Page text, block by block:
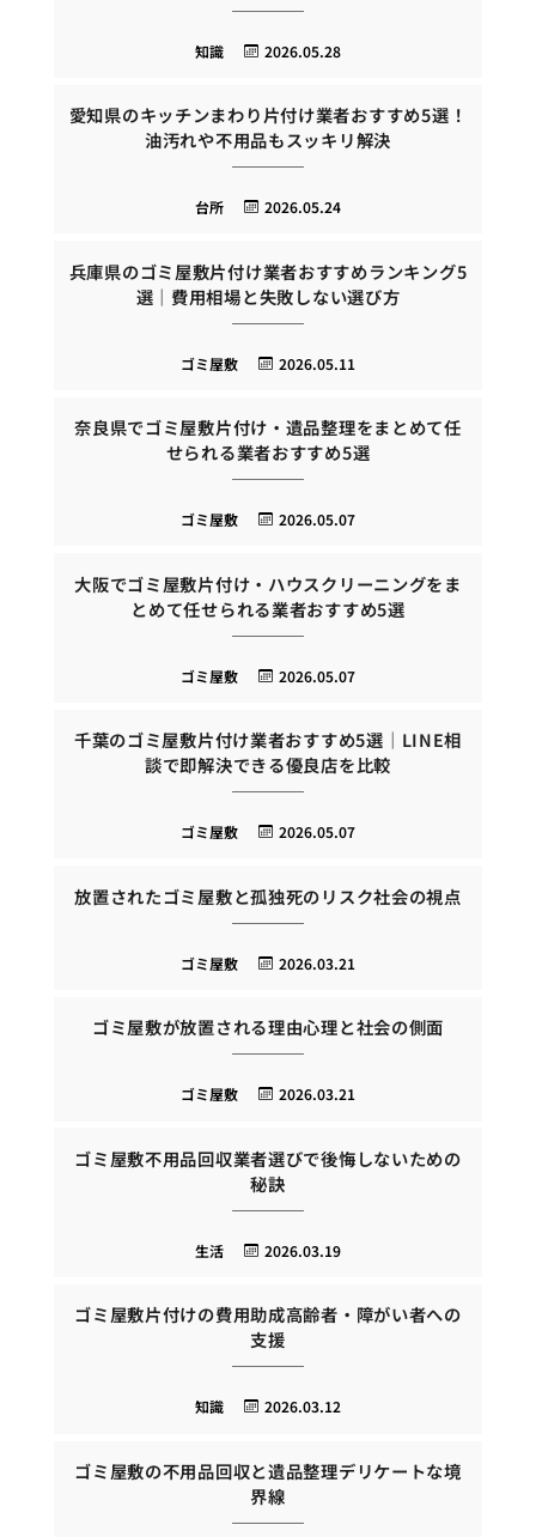
2026.05.28
知識
愛知県のキッチンまわり片付け業者おすすめ5選！
油汚れや不用品もスッキリ解決
2026.05.24
台所
兵庫県のゴミ屋敷片付け業者おすすめランキング5
選｜費用相場と失敗しない選び方
2026.05.11
ゴミ屋敷
奈良県でゴミ屋敷片付け・遺品整理をまとめて任
せられる業者おすすめ5選
2026.05.07
ゴミ屋敷
大阪でゴミ屋敷片付け・ハウスクリーニングをま
とめて任せられる業者おすすめ5選
2026.05.07
ゴミ屋敷
千葉のゴミ屋敷片付け業者おすすめ5選｜LINE相
談で即解決できる優良店を比較
2026.05.07
ゴミ屋敷
放置されたゴミ屋敷と孤独死のリスク社会の視点
2026.03.21
ゴミ屋敷
ゴミ屋敷が放置される理由心理と社会の側面
2026.03.21
ゴミ屋敷
ゴミ屋敷不用品回収業者選びで後悔しないための
秘訣
2026.03.19
生活
ゴミ屋敷片付けの費用助成高齢者・障がい者への
支援
2026.03.12
知識
ゴミ屋敷の不用品回収と遺品整理デリケートな境
界線